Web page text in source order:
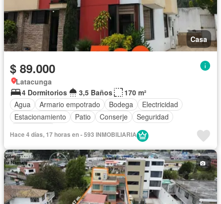
Casa
$ 89.000
Latacunga
4 Dormitorios
3,5 Baños
170 m²
Agua
Armario empotrado Bodega
Electricidad
Estacionamiento
Patio Conserje
Seguridad
Hace 4 días, 17 horas en - 593 INMOBILIARIA